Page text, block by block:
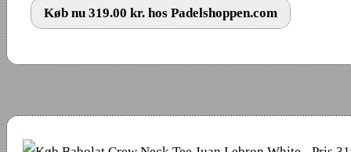
Køb nu 319.00 kr. hos Padelshoppen.com